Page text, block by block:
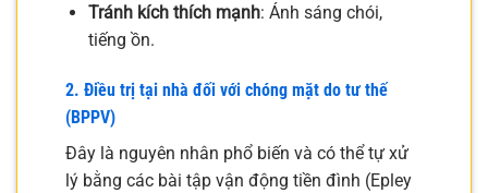
Tránh kích thích mạnh: Ánh sáng chói,
tiếng ồn.
2. Điều trị tại nhà đối với chóng mặt do tư thế
(BPPV)
Đây là nguyên nhân phổ biến và có thể tự xử
lý bằng các bài tập vận động tiền đình (Epley